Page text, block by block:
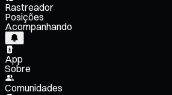
Rastreador
Posições
Acompanhando
App
Sobre
Comunidades